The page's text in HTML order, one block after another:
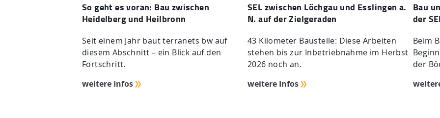
So geht es voran: Bau zwischen
Heidelberg und Heilbronn
Seit einem Jahr baut terranets bw auf
diesem Abschnitt – ein Blick auf den
Fortschritt.
weitere Infos
SEL zwischen Löchgau und Esslingen a.
N. auf der Zielgeraden
43 Kilometer Baustelle: Diese Arbeiten
stehen bis zur Inbetriebnahme im Herbst
2026 noch an.
weitere Infos
Bau
der
Beim
der